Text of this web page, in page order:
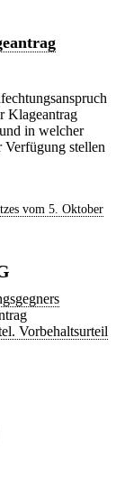
Klageantrag
in welcher
Verfügung stellen
vom 5. Oktober
Vorbehaltsurteil